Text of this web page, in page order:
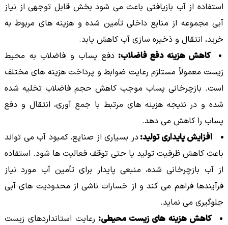
استفاده از آب بازیافتی باعث می شود بخش قابل توجهی از نیاز
آبی مجموعه از منابع داخلی تأمین شده و هزینه های مربوط به
خرید، انتقال و ذخیره سازی آب کاهش یابد.
کاهش هزینه دفع فاضلاب: دفع پساب و فاضلاب به محیط
زیست معمولاً مستلزم رعایت ضوابط و پرداخت هزینه های مختلف
است. بازچرخانی پساب موجب کاهش حجم فاضلاب تخلیه شده
شده و در نتیجه هزینه های مرتبط با جمع آوری، انتقال و دفع
پساب را کاهش می دهد.
افزایش پایداری تولید:در بسیاری از صنایع، کمبود آب می تواند
باعث کاهش ظرفیت تولید یا حتی توقف فعالیت ها شود. استفاده
از آب بازچرخانی شده، منبعی پایدار برای تأمین آب مورد نیاز
فرآیندها فراهم می کند و از خسارات ناشی از محدودیت های آبی
جلوگیری می نماید.
کاهش هزینه های زیست محیطی: رعایت استانداردهای زیست